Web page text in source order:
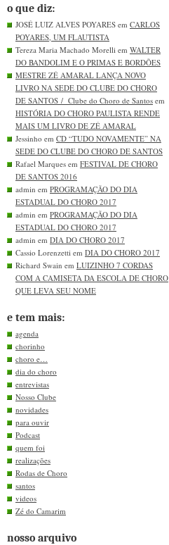
o que diz:
JOSÉ LUIZ ALVES POYARES em CARLOS
POYARES, UM FLAUTISTA
Tereza Maria Machado Morelli em WALTER
DO BANDOLIM E O PRIMAS E BORDÕES
MESTRE ZÉ AMARAL LANÇA NOVO
LIVRO NA SEDE DO CLUBE DO CHORO
DE SANTOS / Clube do Choro de Santos em
HISTÓRIA DO CHORO PAULISTA RENDE
MAIS UM LIVRO DE ZÉ AMARAL
Jessinho em CD “TUDO NOVAMENTE” NA
SEDE DO CLUBE DO CHORO DE SANTOS
Rafael Marques em FESTIVAL DE CHORO
DE SANTOS 2016
admin em PROGRAMAÇÃO DO DIA
ESTADUAL DO CHORO 2017
admin em PROGRAMAÇÃO DO DIA
ESTADUAL DO CHORO 2017
admin em DIA DO CHORO 2017
Cassio Lorenzetti em DIA DO CHORO 2017
Richard Swain em LUIZINHO 7 CORDAS
COM A CAMISETA DA ESCOLA DE CHORO
QUE LEVA SEU NOME
e tem mais:
agenda
chorinho
choro e…
dia do choro
entrevistas
Nosso Clube
novidades
para ouvir
Podcast
quem foi
realizações
Rodas de Choro
santos
videos
Zé do Camarim
nosso arquivo